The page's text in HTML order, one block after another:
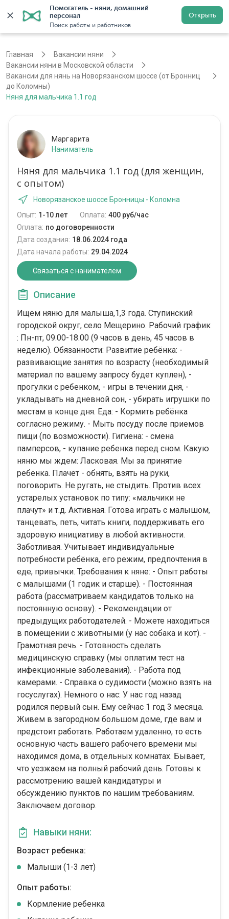
Помогатель - няни, домашний
персонал
Поиск работы и работников
Открыть
Регистрация
Главная
Вакансии няни
Вакансии няни в Московской области
Вакансии для нянь на Новорязанском шоссе (от Бронниц
до Коломны)
Няня для мальчика 1.1 год
Маргарита
Наниматель
Няня для мальчика 1.1 год (для женщин,
с опытом)
Новорязанское шоссе Бронницы - Коломна
Опыт: 1-10 лет Оплата: 400 руб/час
Оплата: по договоренности
Дата создания: 18.06.2024 года
Дата начала работы: 29.04.2024
Связаться с нанимателем
Описание
Ищем няню для малыша,1,3 года. Ступинский
городской округ, село Мещерино. Рабочий график
: Пн-пт, 09.00-18.00 (9 часов в день, 45 часов в
неделю). Обязанности: Развитие ребёнка: -
развивающие занятия по возрасту (необходимый
материал по вашему запросу будет куплен), -
прогулки с ребенком, - игры в течении дня, -
укладывать на дневной сон, - убирать игрушки по
местам в конце дня. Еда: - Кормить ребёнка
согласно режиму. - Мыть посуду после приемов
пищи (по возможности). Гигиена: - смена
памперсов, - купание ребенка перед сном. Какую
няню мы ждем: Ласковая. Мы за принятие
ребенка. Плачет - обнять, взять на руки,
поговорить. Не ругать, не стыдить. Против всех
устарелых установок по типу: «мальчики не
плачут» и т.д. Активная. Готова играть с малышом,
танцевать, петь, читать книги, поддерживать его
здоровую инициативу в любой активности.
Заботливая. Учитывает индивидуальные
потребности ребёнка, его режим, предпочтения в
еде, привычки. Требования к няне: - Опыт работы
с малышами (1 годик и старше). - Постоянная
работа (рассматриваем кандидатов только на
постоянную основу). - Рекомендации от
предыдущих работодателей. - Можете находиться
в помещении с животными (у нас собака и кот). -
Грамотная речь. - Готовность сделать
медицинскую справку (мы оплатим тест на
инфекционные заболевания). - Работа под
камерами. - Справка о судимости (можно взять на
госуслугах). Немного о нас: У нас год назад
родился первый сын. Ему сейчас 1 год 3 месяца.
Живем в загородном большом доме, где вам и
предстоит работать. Работаем удаленно, то есть
основную часть вашего рабочего времени мы
находимся дома, в отдельных комнатах. Бывает,
что уезжаем на полный рабочий день. Готовы к
рассмотрению вашей кандидатуры и
обсуждению пунктов по нашим требованиям.
Заключаем договор.
Навыки няни:
Возраст ребенка:
Малыши (1-3 лет)
Опыт работы:
Кормление ребенка